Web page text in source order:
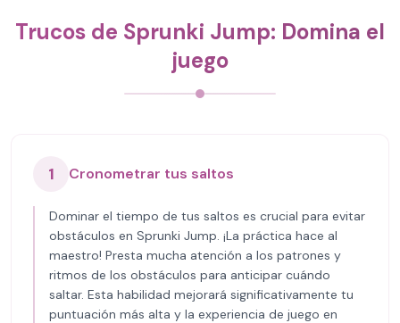
Trucos de Sprunki Jump: Domina el
juego
1 Cronometrar tus saltos
Dominar el tiempo de tus saltos es crucial para evitar
obstáculos en Sprunki Jump. ¡La práctica hace al
maestro! Presta mucha atención a los patrones y
ritmos de los obstáculos para anticipar cuándo
saltar. Esta habilidad mejorará significativamente tu
puntuación más alta y la experiencia de juego en